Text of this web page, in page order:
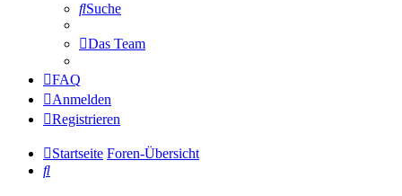
Suche
Das Team
FAQ
Anmelden
Registrieren
Startseite Foren-Übersicht
Suche